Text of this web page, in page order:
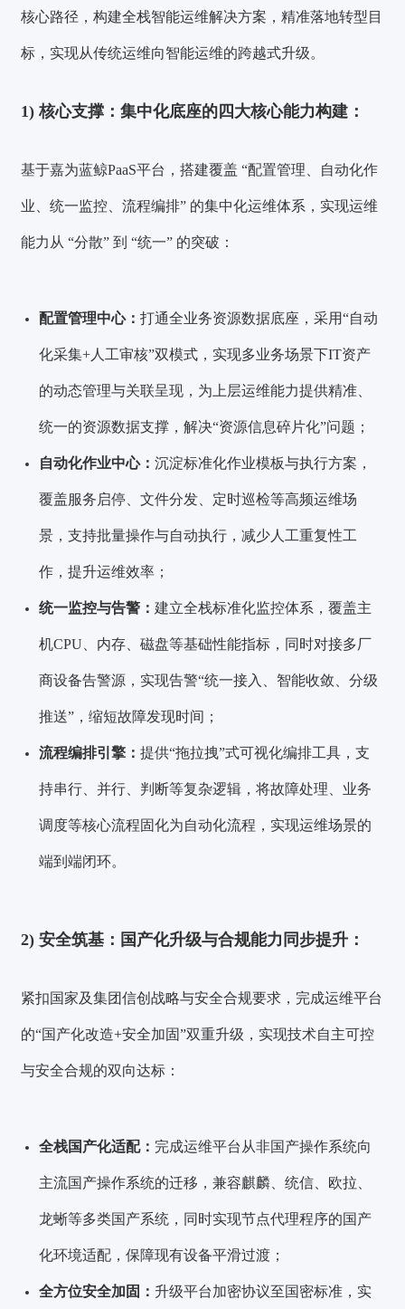
核心路径，构建全栈智能运维解决方案，精准落地转型目
标，实现从传统运维向智能运维的跨越式升级。
1)核心支撑：集中化底座的四大核心能力构建：
基于嘉为蓝鲸PaaS平台，搭建覆盖 “配置管理、自动化作
业、统一监控、流程编排” 的集中化运维体系，实现运维
能力从 “分散” 到 “统一” 的突破：
配置管理中心：打通全业务资源数据底座，采用“自动
化采集+人工审核”双模式，实现多业务场景下IT资产
的动态管理与关联呈现，为上层运维能力提供精准、
统一的资源数据支撑，解决“资源信息碎片化”问题；
自动化作业中心：沉淀标准化作业模板与执行方案，
覆盖服务启停、文件分发、定时巡检等高频运维场
景，支持批量操作与自动执行，减少人工重复性工
作，提升运维效率；
统一监控与告警：建立全栈标准化监控体系，覆盖主
机CPU、内存、磁盘等基础性能指标，同时对接多厂
商设备告警源，实现告警“统一接入、智能收敛、分级
推送”，缩短故障发现时间；
流程编排引擎：提供“拖拉拽”式可视化编排工具，支
持串行、并行、判断等复杂逻辑，将故障处理、业务
调度等核心流程固化为自动化流程，实现运维场景的
端到端闭环。
2)安全筑基：国产化升级与合规能力同步提升：
紧扣国家及集团信创战略与安全合规要求，完成运维平台
的“国产化改造+安全加固”双重升级，实现技术自主可控
与安全合规的双向达标：
全栈国产化适配： 完成运维平台从非国产操作系统向
主流国产操作系统的迁移，兼容麒麟、统信、欧拉、
龙蜥等多类国产系统，同时实现节点代理程序的国产
化环境适配，保障现有设备平滑过渡；
全方位安全加固： 升级平台加密协议至国密标准，实